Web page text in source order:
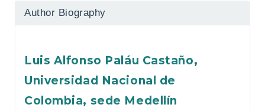
Author Biography
Luis Alfonso Paláu Castaño,
Universidad Nacional de
Colombia, sede Medellín